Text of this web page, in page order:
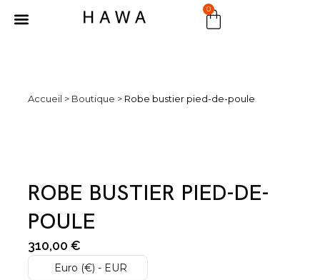
0
Accueil > Boutique > Robe bustier pied-de-poule
ROBE BUSTIER PIED-DE-
POULE
310,00 €
Euro (€) - EUR